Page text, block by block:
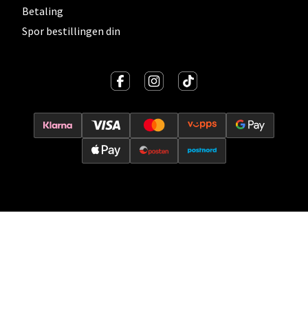
Betaling
Spor bestillingen din
Storgata 6, 2050 Jessheim
8 i butikk